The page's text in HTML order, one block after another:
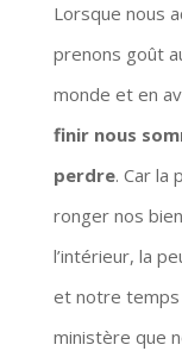
Lorsque nous
prenons goût
monde et en
finir nous
perdre. Car la
ronger nos
l’intérieur, la
et notre temps
ministère que